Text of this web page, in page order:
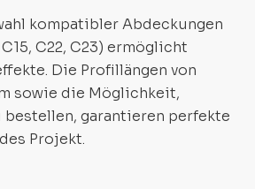
kompatibler Abdeckungen
C15, C22, C23) ermöglicht
Die Profillängen von
sowie die Möglichkeit,
bestellen, garantieren perfekte
Projekt.